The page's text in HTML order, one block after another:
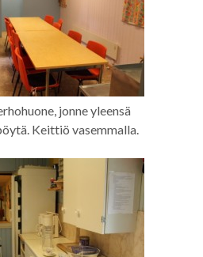
jonne yleensä
Keittiö vasemmalla.